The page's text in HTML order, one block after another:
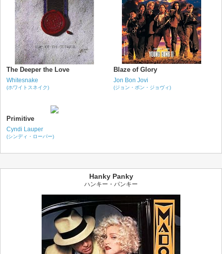
The Deeper the Love
Whitesnake
(ホワイトスネイク)
Blaze of Glory
Jon Bon Jovi
(ジョン・ボン・ジョヴィ)
Primitive
Cyndi Lauper
(シンディ・ローパー)
Hanky Panky
ハンキー・パンキー